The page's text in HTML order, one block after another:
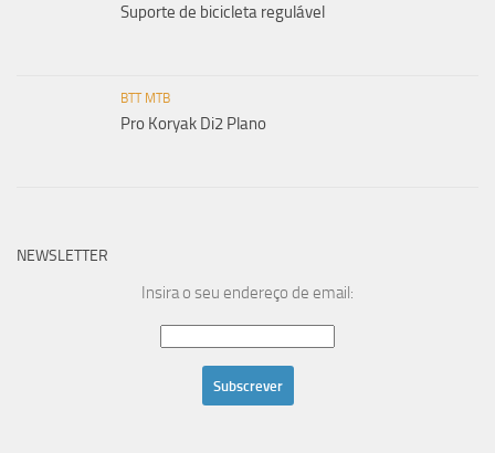
Suporte de bicicleta regulável
BTT MTB
Pro Koryak Di2 Plano
NEWSLETTER
Insira o seu endereço de email: